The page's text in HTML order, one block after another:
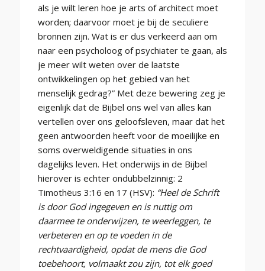
als je wilt leren hoe je arts of architect moet
worden; daarvoor moet je bij de seculiere
bronnen zijn. Wat is er dus verkeerd aan om
naar een psycholoog of psychiater te gaan, als
je meer wilt weten over de laatste
ontwikkelingen op het gebied van het
menselijk gedrag?” Met deze bewering zeg je
eigenlijk dat de Bijbel ons wel van alles kan
vertellen over ons geloofsleven, maar dat het
geen antwoorden heeft voor de moeilijke en
soms overweldigende situaties in ons
dagelijks leven. Het onderwijs in de Bijbel
hierover is echter ondubbelzinnig: 2
Timothëus 3:16 en 17 (HSV): “Heel de Schrift
is door God ingegeven en is nuttig om
daarmee te onderwijzen, te weerleggen, te
verbeteren en op te voeden in de
rechtvaardigheid, opdat de mens die God
toebehoort, volmaakt zou zijn, tot elk goed